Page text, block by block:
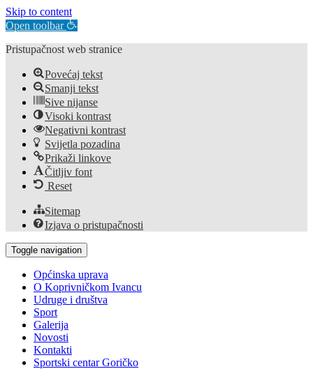
Skip to content
Open toolbar
Pristupačnost web stranice
Povećaj tekst
Smanji tekst
Sive nijanse
Visoki kontrast
Negativni kontrast
Svijetla pozadina
Prikaži linkove
Čitljiv font
Reset
Sitemap
Izjava o pristupačnosti
Toggle navigation
Općinska uprava
O Koprivničkom Ivancu
Udruge i društva
Sport
Galerija
Novosti
Kontakti
Sportski centar Goričko